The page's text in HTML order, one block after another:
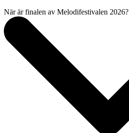
När är finalen av Melodifestivalen 2026?